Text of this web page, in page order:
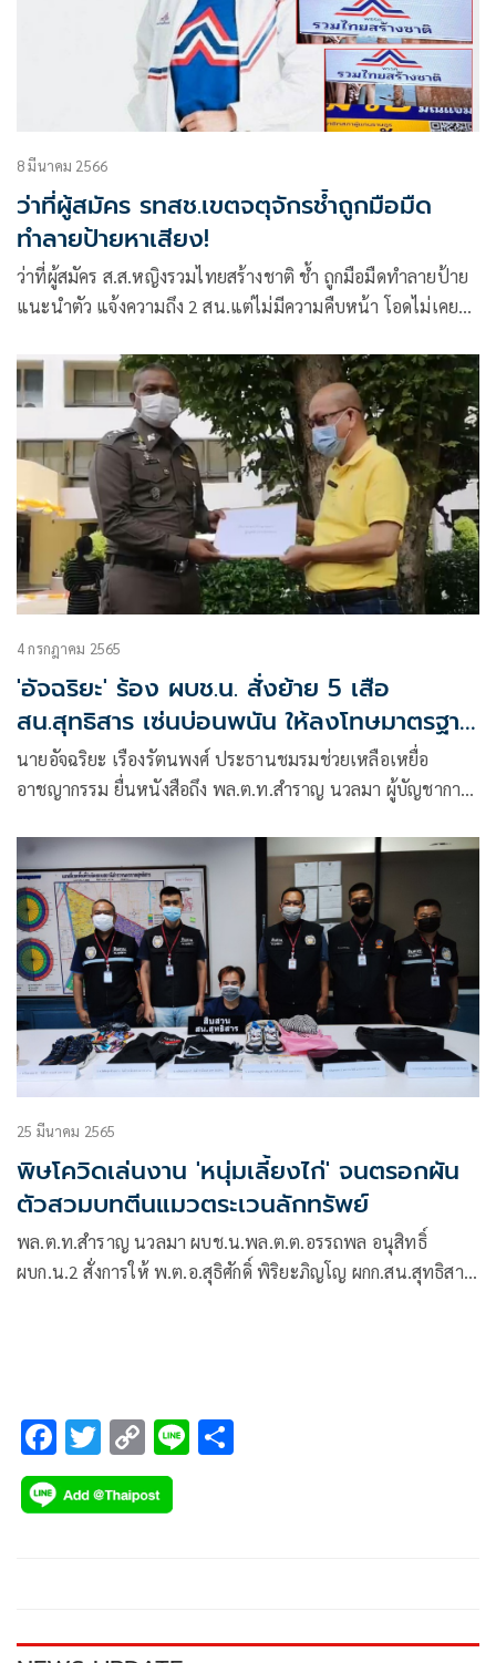
8 มีนาคม 2566
ว่าที่ผู้สมัคร รทสช.เขตจตุจักรช้ำถูกมือมืด
ทำลายป้ายหาเสียง!
ว่าที่ผู้สมัคร ส.ส.หญิงรวมไทยสร้างชาติ ช้ำ ถูกมือมืดทำลายป้าย
แนะนำตัว แจ้งความถึง 2 สน.แต่ไม่มีความคืบหน้า โอดไม่เคย
4 กรกฎาคม 2565
'อัจฉริยะ' ร้อง ผบช.น. สั่งย้าย 5 เสือ
สน.สุทธิสาร เซ่นบ่อนพนัน ให้ลงโทษมาตรฐาน
เดียวกัน
นายอัจฉริยะ เรืองรัตนพงศ์ ประธานชมรมช่วยเหลือเหยื่อ
อาชญากรรม ยื่นหนังสือถึง พล.ต.ท.สำราญ นวลมา ผู้บัญชาการ
ปฏิบัติการพิเศษ (บก.สปพ.) หรือ191จับกุมบ่อนพนันที่
สน.สุทธิสาร
25 มีนาคม 2565
พิษโควิดเล่นงาน 'หนุ่มเลี้ยงไก่' จนตรอกผัน
ตัวสวมบทตีนแมวตระเวนลักทรัพย์
พล.ต.ท.สำราญ นวลมา ผบช.น.พล.ต.ต.อรรถพล อนุสิทธิ์
ผบก.น.2 สั่งการให้ พ.ต.อ.สุธิศักดิ์ พิริยะภิญโญ ผกก.สน.สุทธิสาร
F
ac
e
k
T
wi
tt
C
o
p
k
Li